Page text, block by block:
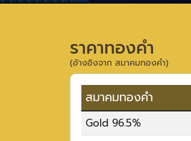
ราคาทองคำ
(อ้างอิงจาก สมาคมทองคำ)
สมาคมทองคำ
Gold 96.5%